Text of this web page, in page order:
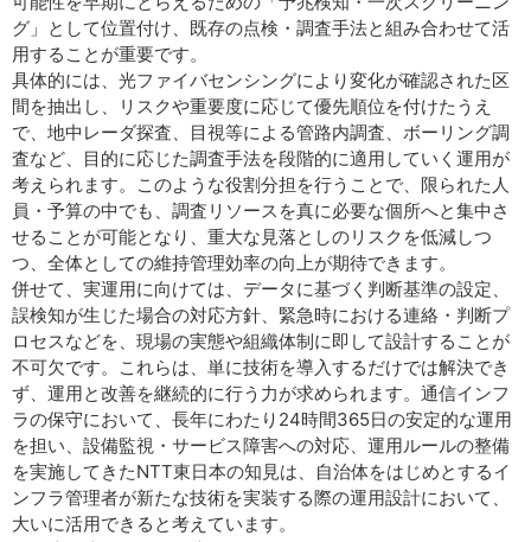
グ」として位置付け、既存の点検・調査手法と組み合わせて活
用することが重要です。
具体的には、光ファイバセンシングにより変化が確認された区
間を抽出し、リスクや重要度に応じて優先順位を付けたうえ
で、地中レーダ探査、目視等による管路内調査、ボーリング調
査など、目的に応じた調査手法を段階的に適用していく運用が
考えられます。このような役割分担を行うことで、限られた人
員・予算の中でも、調査リソースを真に必要な個所へと集中さ
せることが可能となり、重大な見落としのリスクを低減しつ
つ、全体としての維持管理効率の向上が期待できます。
併せて、実運用に向けては、データに基づく判断基準の設定、
誤検知が生じた場合の対応方針、緊急時における連絡・判断プ
ロセスなどを、現場の実態や組織体制に即して設計することが
不可欠です。これらは、単に技術を導入するだけでは解決でき
ず、運用と改善を継続的に行う力が求められます。通信インフ
ラの保守において、長年にわたり24時間365日の安定的な運用
を担い、設備監視・サービス障害への対応、運用ルールの整備
を実施してきたNTT東日本の知見は、自治体をはじめとするイ
ンフラ管理者が新たな技術を実装する際の運用設計において、
大いに活用できると考えています。